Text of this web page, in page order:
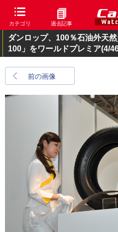
カテゴリ 過去記事
ダンロップ、100％石油外天
100」をワールドプレミア(4/
前の画像